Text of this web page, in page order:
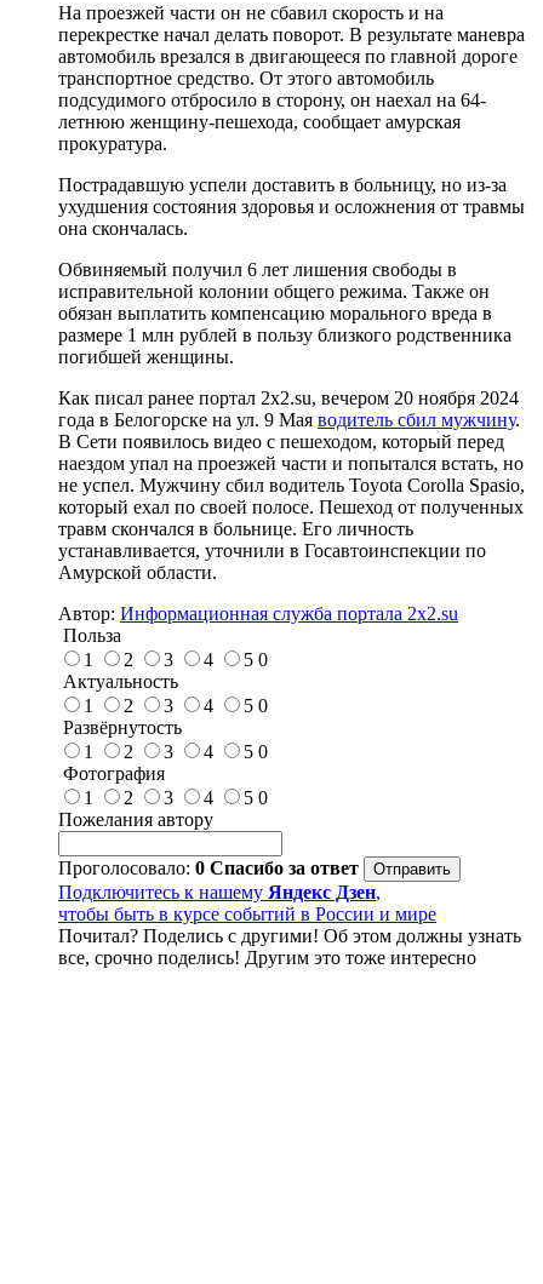
На проезжей части он не сбавил скорость и на
перекрестке начал делать поворот. В результате маневра
автомобиль врезался в двигающееся по главной дороге
транспортное средство. От этого автомобиль
подсудимого отбросило в сторону, он наехал на 64-
летнюю женщину-пешехода, сообщает амурская
прокуратура.
Пострадавшую успели доставить в больницу, но из-за
ухудшения состояния здоровья и осложнения от травмы
она скончалась.
Обвиняемый получил 6 лет лишения свободы в
исправительной колонии общего режима. Также он
обязан выплатить компенсацию морального вреда в
размере 1 млн рублей в пользу близкого родственника
погибшей женщины.
Как писал ранее портал 2х2.su, вечером 20 ноября 2024
года в Белогорске на ул. 9 Мая водитель сбил мужчину.
В Сети появилось видео с пешеходом, который перед
наездом упал на проезжей части и попытался встать, но
не успел. Мужчину сбил водитель Toyota Corolla Spasio,
который ехал по своей полосе. Пешеход от полученных
травм скончался в больнице. Его личность
устанавливается, уточнили в Госавтоинспекции по
Амурской области.
Автор: Информационная служба портала 2x2.su
Польза
1
2 3 4 5 0
Актуальность
1
2 3 4 5 0
Развёрнутость
1
2 3 4 5 0
Фотография
1
2 3 4 5 0
Пожелания автору
Проголосовало: 0 Спасибо за ответ
Подключитесь к нашему Яндекс Дзен,
чтобы быть в курсе событий в России и мире
Почитал? Поделись с другими! Об этом должны узнать
все, срочно поделись! Другим это тоже интересно